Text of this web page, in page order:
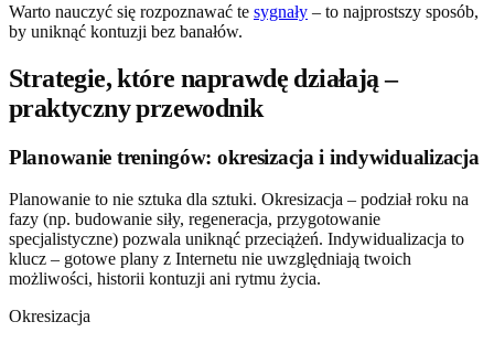
Warto nauczyć się rozpoznawać te sygnały – to najprostszy sposób,
by uniknąć kontuzji bez banałów.
Strategie, które naprawdę działają –
praktyczny przewodnik
Planowanie treningów: okresizacja i indywidualizacja
Planowanie to nie sztuka dla sztuki. Okresizacja – podział roku na
fazy (np. budowanie siły, regeneracja, przygotowanie
specjalistyczne) pozwala uniknąć przeciążeń. Indywidualizacja to
klucz – gotowe plany z Internetu nie uwzględniają twoich
możliwości, historii kontuzji ani rytmu życia.
Okresizacja